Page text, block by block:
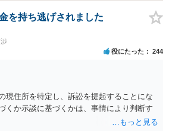
を持ち逃げされました
役にたった 244
現住所を特定し、訴訟を提起することにな
くか示談に基づくかは、事情により判断す